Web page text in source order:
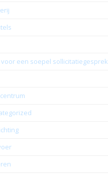
voor een soepel sollicitatiegesprek